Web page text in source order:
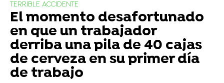
TERRIBLE ACCIDENTE
El momento desafortunado
en que un trabajador
derriba una pila de 40 cajas
de cerveza en su primer día
de trabajo